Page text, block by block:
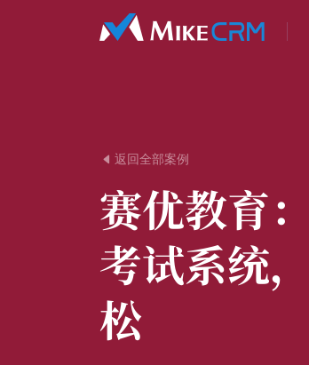
 返回全部案例
赛优教育：
考试系统
松